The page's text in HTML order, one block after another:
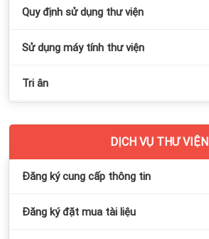
Quy định sử dụng thư viện
Sử dụng máy tính thư viện
Tri ân
DỊCH VỤ THƯ VIỆN
Đăng ký cung cấp thông tin
Đăng ký đặt mua tài liệu